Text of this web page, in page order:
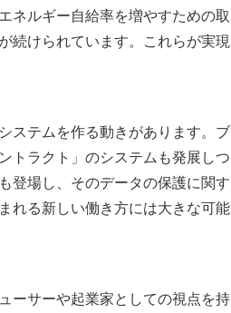
ネルギー自給率を増やすための取
続けられています。これらが実現
ステムを作る動きがあります。ブ
トラクト」のシステムも発展しつ
登場し、そのデータの保護に関す
れる新しい働き方には大きな可能
ーサーや起業家としての視点を持